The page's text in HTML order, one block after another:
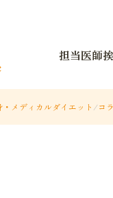
担当医師
メディカルダイエット /コ